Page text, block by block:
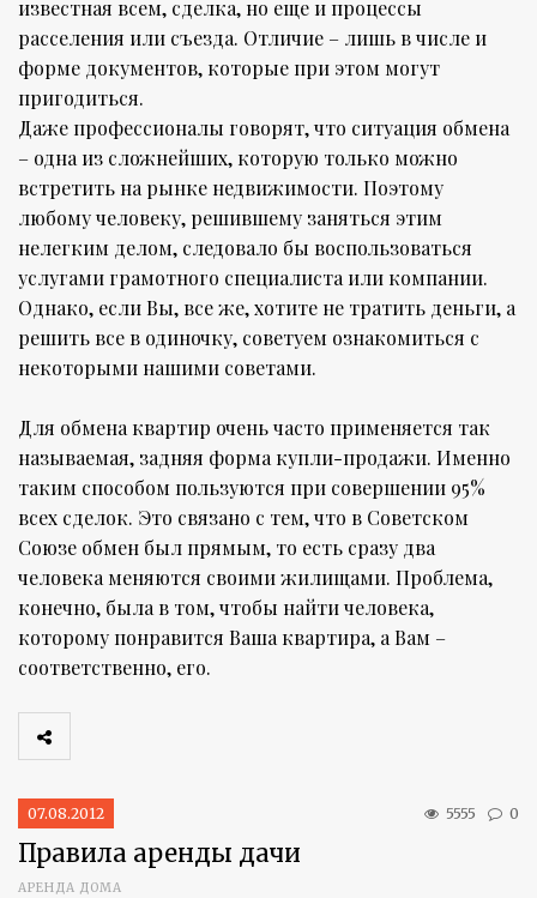
известная всем, сделка, но еще и процессы
расселения или съезда. Отличие – лишь в числе и
форме документов, которые при этом могут
пригодиться.
Даже профессионалы говорят, что ситуация обмена
– одна из сложнейших, которую только можно
встретить на рынке недвижимости. Поэтому
любому человеку, решившему заняться этим
нелегким делом, следовало бы воспользоваться
услугами грамотного специалиста или компании.
Однако, если Вы, все же, хотите не тратить деньги, а
решить все в одиночку, советуем ознакомиться с
некоторыми нашими советами.
Для обмена квартир очень часто применяется так
называемая, задняя форма купли-продажи. Именно
таким способом пользуются при совершении 95%
всех сделок. Это связано с тем, что в Советском
Союзе обмен был прямым, то есть сразу два
человека меняются своими жилищами. Проблема,
конечно, была в том, чтобы найти человека,
которому понравится Ваша квартира, а Вам –
соответственно, его.
07.08.2012 5555 0
Правила аренды дачи
АРЕНДА ДОМА